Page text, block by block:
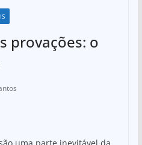
provações: o